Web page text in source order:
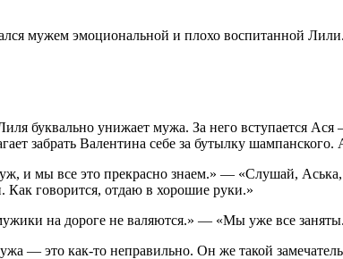
мужем эмоциональной и плохо воспитанной
буквально унижает мужа. За него вступается
забрать Валентина себе за бутылку
и мы все это прекрасно знаем.» — «Слушай,
Как говорится, отдаю в хорошие руки.»
на дороге не валяются.» — «Мы уже все
— это как-то неправильно. Он же такой